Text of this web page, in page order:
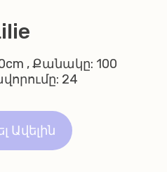
, Քանակը: 100
24
Ավելին